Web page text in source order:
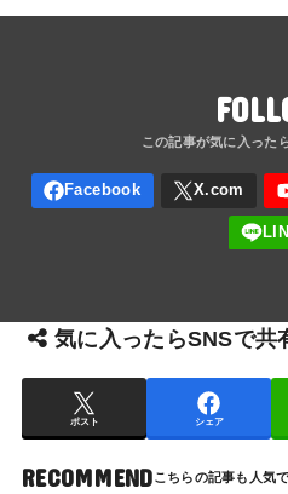
気に入ったらSNSで共
ポスト シェア
RECOMMEND